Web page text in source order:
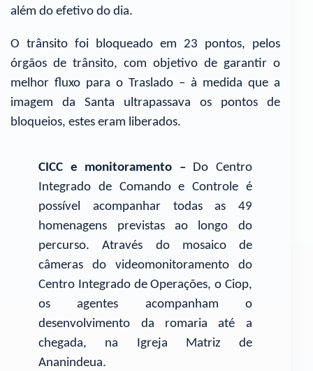
além do efetivo do dia.
O trânsito foi bloqueado em 23 pontos, pelos
órgãos de trânsito, com objetivo de garantir o
melhor fluxo para o Traslado – à medida que a
imagem da Santa ultrapassava os pontos de
bloqueios, estes eram liberados.
CICC e monitoramento – Do Centro
Integrado de Comando e Controle é
possível acompanhar todas as 49
homenagens previstas ao longo do
percurso. Através do mosaico de
câmeras do videomonitoramento do
Centro Integrado de Operações, o Ciop,
os agentes acompanham o
desenvolvimento da romaria até a
chegada, na Igreja Matriz de
Ananindeua.